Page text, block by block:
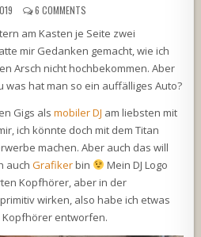
6 COMMENTS
am Kasten je Seite zwei
mir Gedanken gemacht, wie ich
Arsch nicht hochbekommen. Aber
was hat man so ein auffälliges Auto?
Gigs alsmobiler DJ am liebsten mit
ich könnte doch mit dem Titan
machen. Aber auch das will
auchGrafikerbin
Mein DJ Logo
Kopfhörer, aber in der
wirken, also habe ich etwas
entworfen.